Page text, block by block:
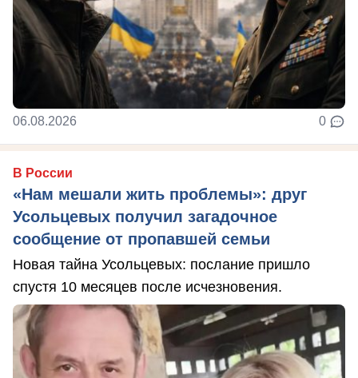
06.08.2026 0
В России
«Нам мешали жить проблемы»: друг
Усольцевых получил загадочное
сообщение от пропавшей семьи
Новая тайна Усольцевых: послание пришло
спустя 10 месяцев после исчезновения.